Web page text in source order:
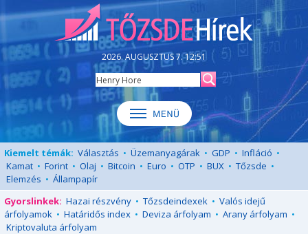
2026. AUGUSZTUS 7. 12:51
Kiemelt témák: Választás • Üzemanyagárak • GDP • Infláció •
Kamat • Forint • Olaj • Bitcoin • Euro • OTP • BUX • Tőzsde •
Elemzés • Állampapír
Gyorslinkek: Hazai részvény • Tőzsdeindexek • Valós idejű
árfolyamok • Határidős index • Deviza árfolyam • Arany árfolyam •
Kriptovaluta árfolyam